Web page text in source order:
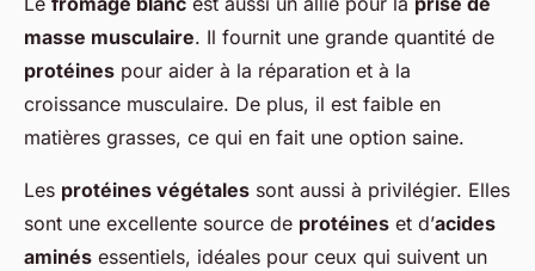
masse musculaire. Il fournit une grande quantité de
protéines pour aider à la réparation et à la
croissance musculaire. De plus, il est faible en
matières grasses, ce qui en fait une option saine.
Les protéines végétales sont aussi à privilégier. Elles
sont une excellente source de protéines et d’acides
aminés essentiels, idéales pour ceux qui suivent un